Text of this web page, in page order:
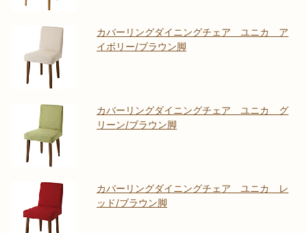
カバーリングダイニングチェア ユニカ ア
イボリー/ブラウン脚
カバーリングダイニングチェア ユニカ グ
リーン/ブラウン脚
カバーリングダイニングチェア ユニカ レ
ッド/ブラウン脚